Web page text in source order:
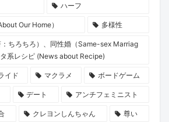
ハーフ
Our Home） 多様性
ちろちろ）、同性婚（Same-sex Marriag
系レシピ (News about Recipe)
イド マクラメ ボードゲーム
デート アンチフェミニスト
クレヨンしんちゃん 尊い